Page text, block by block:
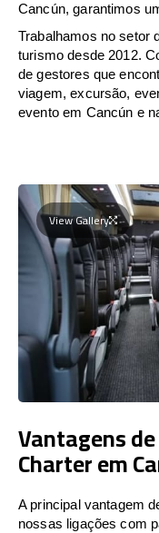
Cancún, garantimos
Trabalhamos no setor
turismo desde 2012.
de gestores que
viagem, excursão,
evento em Cancún e
View Gallery
Vantagens
Charter em
A principal vantagem
nossas ligações com